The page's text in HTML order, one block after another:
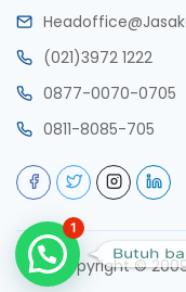
(021)3972 1222
0877-0070-0705
0811-8085-705
copyright ©
1
Butuh